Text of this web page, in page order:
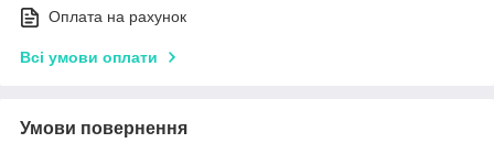
Оплата на рахунок
Всі умови оплати
Умови повернення